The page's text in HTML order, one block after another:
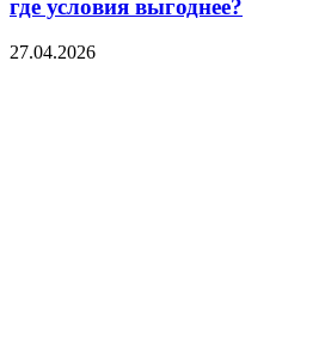
где условия выгоднее?
27.04.2026